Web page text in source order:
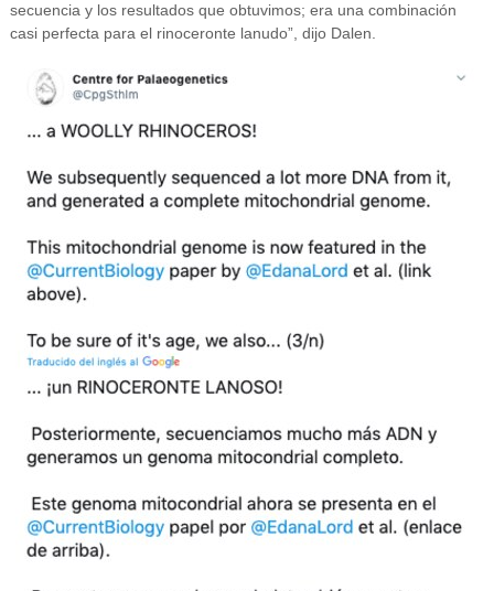
secuencia y los resultados que obtuvimos; era una combinación
casi perfecta para el rinoceronte lanudo”, dijo Dalen.